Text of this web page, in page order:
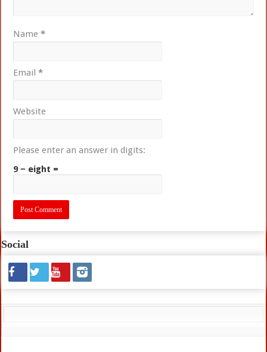
Name*
Email*
Website
Please enter an answer in digits:
9 − eight =
Social